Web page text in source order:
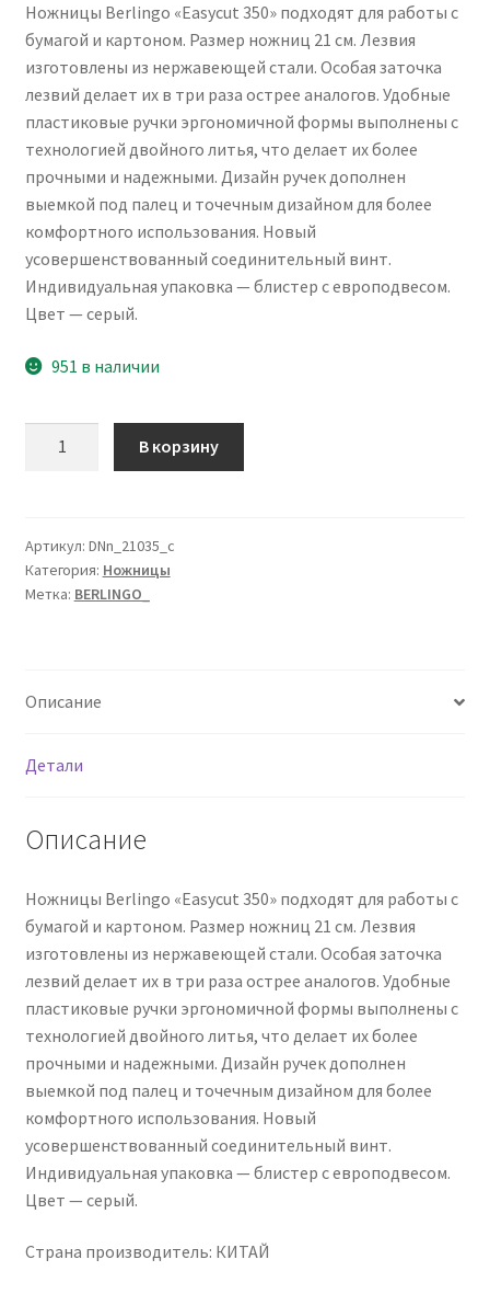
составляла
497,00₽.
378,00₽.
Ножницы Berlingo «Easycut 350» подходят для работы с
бумагой и картоном. Размер ножниц 21 см. Лезвия
изготовлены из нержавеющей стали. Особая заточка
лезвий делает их в три раза острее аналогов. Удобные
пластиковые ручки эргономичной формы выполнены с
технологией двойного литья, что делает их более
прочными и надежными. Дизайн ручек дополнен
выемкой под палец и точечным дизайном для более
комфортного использования. Новый
усовершенствованный соединительный винт.
Индивидуальная упаковка — блистер с европодвесом.
Цвет — серый.
951 в наличии
"Easycut
350",
21см,
мягкие
европодвес
В корзину
Артикул: DNn_21035_c
Категория: Ножницы
Метка: BERLINGO_
Описание
Детали
Описание
Ножницы Berlingo «Easycut 350» подходят для работы с
бумагой и картоном. Размер ножниц 21 см. Лезвия
изготовлены из нержавеющей стали. Особая заточка
лезвий делает их в три раза острее аналогов. Удобные
пластиковые ручки эргономичной формы выполнены с
технологией двойного литья, что делает их более
прочными и надежными. Дизайн ручек дополнен
выемкой под палец и точечным дизайном для более
комфортного использования. Новый
усовершенствованный соединительный винт.
Индивидуальная упаковка — блистер с европодвесом.
Цвет — серый.
Страна производитель: КИТАЙ